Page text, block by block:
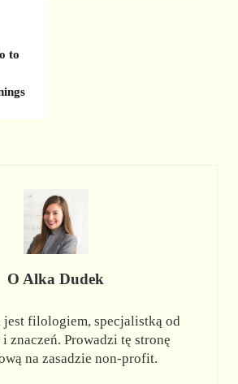
to
O Alka Dudek
jest filologiem, specjalistką od
znaczeń. Prowadzi tę stronę
na zasadzie non-profit.